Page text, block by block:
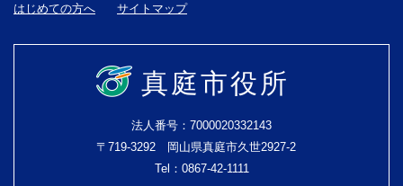
はじめての方へ
サイトマップ
真庭市役所
法人番号：7000020332143
〒719-3292 岡山県真庭市久世2927-2
Tel：0867-42-1111